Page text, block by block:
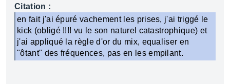
Citation :
en fait j'ai épuré vachement les prises, j'ai triggé le
kick (obligé !!!! vu le son naturel catastrophique) et
j'ai appliqué la règle d'or du mix, equaliser en
"ôtant" des fréquences, pas en les empilant.